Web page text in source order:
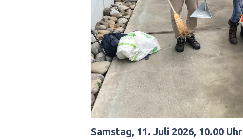
Samstag, 11. Juli 2026, 10.00 Uhr